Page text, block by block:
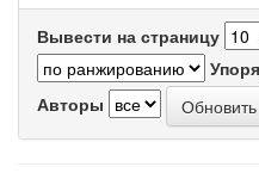
Вывести на страницу
Авторы